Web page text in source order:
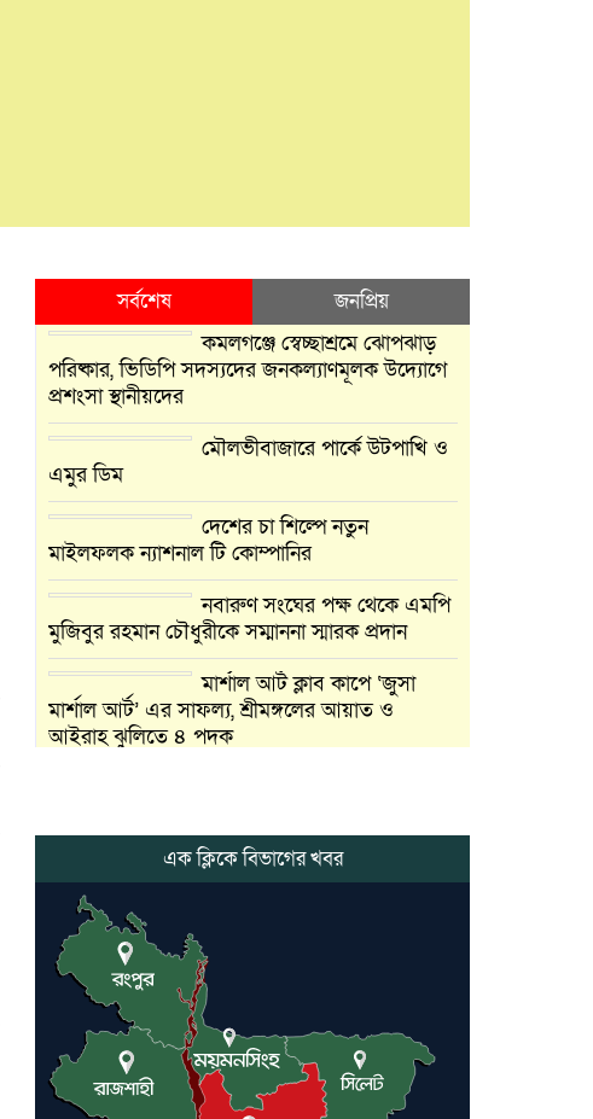
সর্বশেষ
জনপ্রিয়
কমলগঞ্জে স্বেচ্ছাশ্রমে ঝোপঝাড়
পরিষ্কার, ভিডিপি সদস্যদের জনকল্যাণমূলক উদ্যোগে
প্রশংসা স্থানীয়দের
মৌলভীবাজারে পার্কে উটপাখি ও
এমুর ডিম
দেশের চা শিল্পে নতুন
মাইলফলক ন্যাশনাল টি কোম্পানির
নবারুণ সংঘের পক্ষ থেকে এমপি
মুজিবুর রহমান চৌধুরীকে সম্মাননা স্মারক প্রদান
মার্শাল আর্ট ক্লাব কাপে ‘জুসা
মার্শাল আর্ট’ এর সাফল্য, শ্রীমঙ্গলের আয়াত ও
আইরাহ ঝুলিতে ৪ পদক
হকের মৃত্যুতে,এলাকায় শোকের
ছায়া
আটকে হয়রানির অভিযোগ,
বিএনপির সাবেক সভাপতির
কমলগঞ্জে ডোবা থেকে অজ্ঞাত
ব্যক্তির গলিত মরদেহ উদ্ধার
এক ক্লিকে বিভাগের খবর